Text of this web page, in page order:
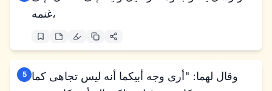
غنمه،
5
وقال لهما: "أرى وجه أبيكما أنه ليس تجاهى كما